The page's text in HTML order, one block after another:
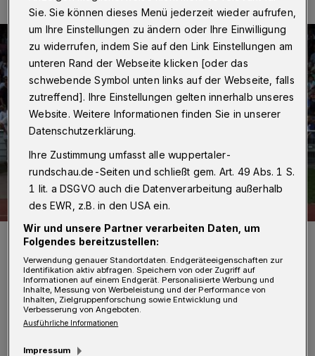
Werner Hansch und Carsten Kulawik im Jahr 2006.
Foto: Kulawik
Sie. Sie können dieses Menü jederzeit wieder aufrufen,
um Ihre Einstellungen zu ändern oder Ihre Einwilligung
zu widerrufen, indem Sie auf den Link Einstellungen am
unteren Rand der Webseite klicken [oder das
schwebende Symbol unten links auf der Webseite, falls
zutreffend]. Ihre Einstellungen gelten innerhalb unseres
Website. Weitere Informationen finden Sie in unserer
Datenschutzerklärung.
Ihre Zustimmung umfasst alle wuppertaler-
rundschau.de-Seiten und schließt gem. Art. 49 Abs. 1 S.
1 lit. a DSGVO auch die Datenverarbeitung außerhalb
des EWR, z.B. in den USA ein.
Wir und unsere Partner verarbeiten Daten, um
Folgendes bereitzustellen:
Verwendung genauer Standortdaten. Endgeräteeigenschaften zur
Identifikation aktiv abfragen. Speichern von oder Zugriff auf
Informationen auf einem Endgerät. Personalisierte Werbung und
Inhalte, Messung von Werbeleistung und der Performance von
Inhalten, Zielgruppenforschung sowie Entwicklung und
Verbesserung von Angeboten.
Ausführliche Informationen
Impressum